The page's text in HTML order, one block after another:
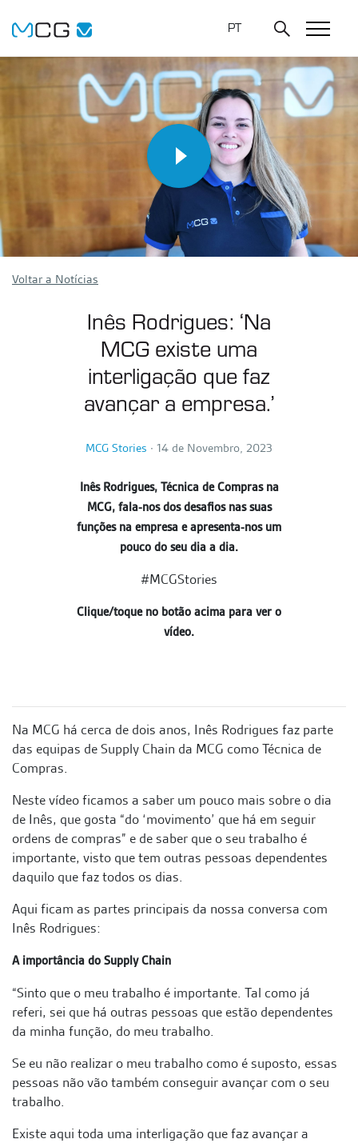
PT
Voltar a Notícias
Inês Rodrigues: ‘Na
MCG existe uma
interligação que faz
avançar a empresa.’
MCG Stories ∙ 14 de Novembro, 2023
Inês Rodrigues, Técnica de Compras na
MCG, fala-nos dos desafios nas suas
funções na empresa e apresenta-nos um
pouco do seu dia a dia.
#MCGStories
Clique/toque no botão acima para ver o
vídeo.
Na MCG há cerca de dois anos, Inês Rodrigues faz parte
das equipas de Supply Chain da MCG como Técnica de
Compras.
Neste vídeo ficamos a saber um pouco mais sobre o dia
de Inês, que gosta “do ‘movimento’ que há em seguir
ordens de compras” e de saber que o seu trabalho é
importante, visto que tem outras pessoas dependentes
daquilo que faz todos os dias.
Aqui ficam as partes principais da nossa conversa com
Inês Rodrigues:
A importância do Supply Chain
“Sinto que o meu trabalho é importante. Tal como já
referi, sei que há outras pessoas que estão dependentes
da minha função, do meu trabalho.
Se eu não realizar o meu trabalho como é suposto, essas
pessoas não vão também conseguir avançar com o seu
trabalho.
Existe aqui toda uma interligação que faz avançar a